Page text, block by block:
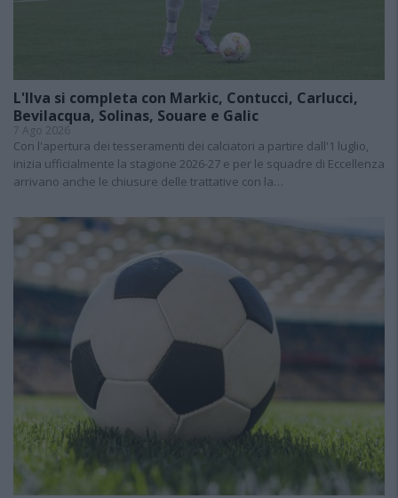
L'Ilva si completa con Markic, Contucci, Carlucci,
Bevilacqua, Solinas, Souare e Galic
7 Ago 2026
Con l'apertura dei tesseramenti dei calciatori a partire dall'1 luglio,
inizia ufficialmente la stagione 2026-27 e per le squadre di Eccellenza
arrivano anche le chiusure delle trattative con la…